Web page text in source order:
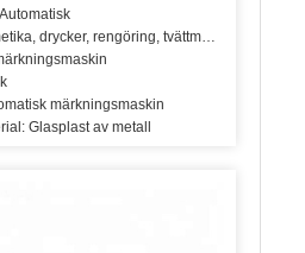
drycker, rengöring, tvättmedel,
märkningsmaskin
Glasplast av metall